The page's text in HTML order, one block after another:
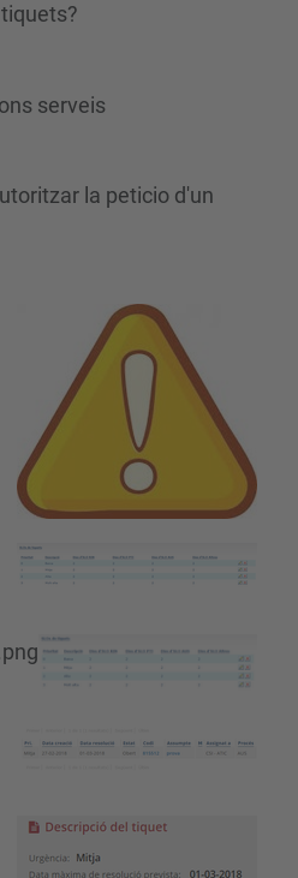
serveis
la peticio d'un